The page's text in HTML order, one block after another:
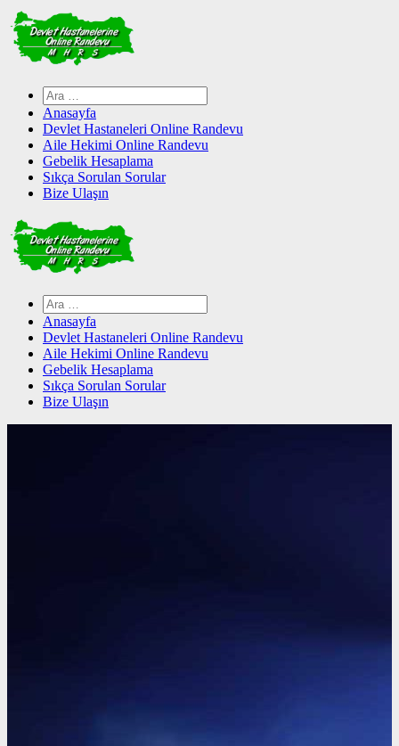
Skip
to
content
Arama:
Anasayfa
Devlet Hastaneleri Online Randevu
Aile Hekimi Online Randevu
Gebelik Hesaplama
Sıkça Sorulan Sorular
Bize Ulaşın
Arama:
Anasayfa
Devlet Hastaneleri Online Randevu
Aile Hekimi Online Randevu
Gebelik Hesaplama
Sıkça Sorulan Sorular
Bize Ulaşın